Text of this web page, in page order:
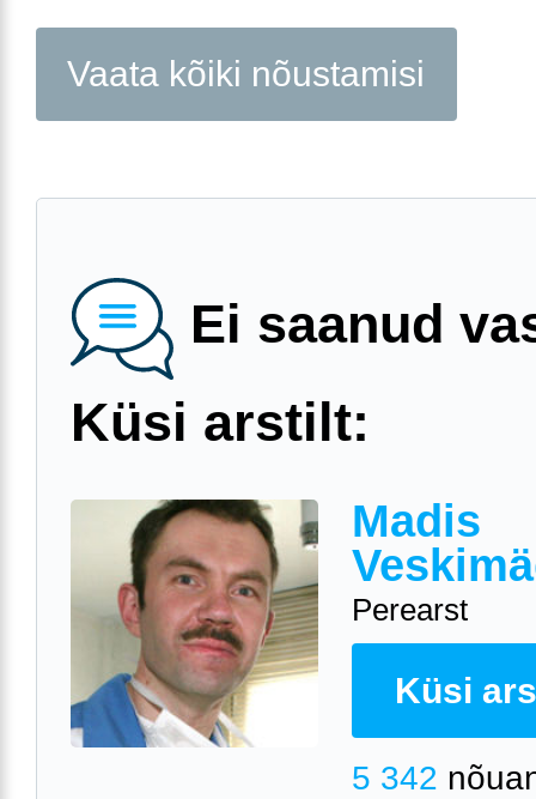
Vaata kõiki nõustamisi
Ei saanud
Küsi arstilt:
Madis
Perearst
Küsi
5 342